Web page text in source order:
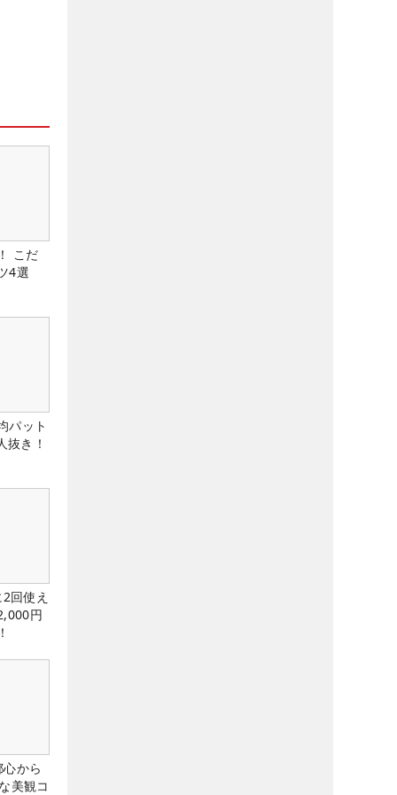
こだ
4選
パット
抜き！
回使え
円
から
美観コ